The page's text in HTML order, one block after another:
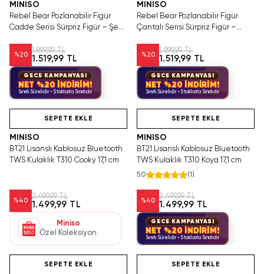
MINISO
Rebel Bear Pozlanabilir Figür
Cadde Serisi Sürpriz Figür – Şehir
%20
1.899,99 TL
1.519,99 TL
GECE KAMPANYASI
NET %20 İNDİRİM!
Sınırlı Sürelidir • Stoklarla Sınırlıdır
MINISO
Rebel Bear Pozlanabilir Figür
Çantalı Serisi Sürpriz Figür –
%20
1.899,99 TL
1.519,99 TL
GECE KAMPANYASI
NET %20 İNDİRİM!
Sınırlı Sürelidir • Stoklarla Sınırlıdır
Tükenmeden Satın Al
SEPETE EKLE
MINISO
BT21 Lisanslı Kablosuz Bluetooth
TWS Kulaklık T310 Cooky 17,1 cm
%40
2.499,99 TL
1.499,99 TL
Miniso
Özel Koleksiyon
Tükenmeden Satın Al
SEPETE EKLE
MINISO
BT21 Lisanslı Kablosuz Bluetooth
TWS Kulaklık T310 Koya 17,1 cm
5.0 (1 )
%40
2.499,99 TL
1.499,99 TL
GECE KAMPANYASI
NET %20 İNDİRİM!
Sınırlı Sürelidir • Stoklarla Sınırlıdır
Tükenmeden Satın Al
SEPETE EKLE
SEPETE EKLE